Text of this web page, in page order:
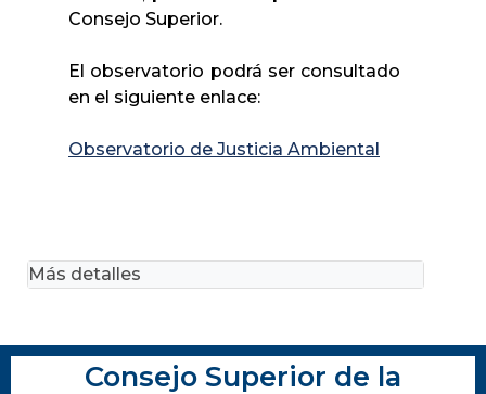
Consejo Superior.
El observatorio podrá ser consultado
en el siguiente enlace:
Observatorio de Justicia Ambiental
Más detalles
Consejo Superior de la